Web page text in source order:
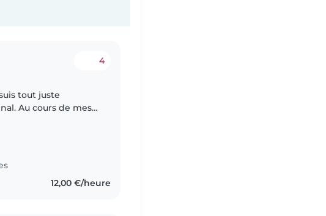
4
Au cours de mes
12,00 €/heure